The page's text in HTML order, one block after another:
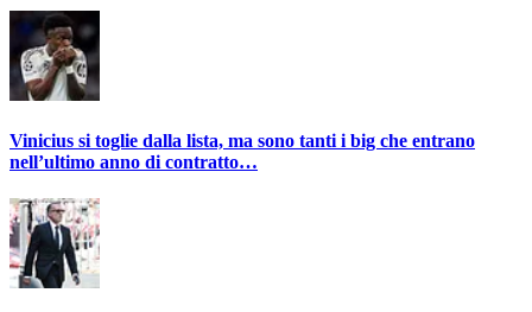
Vinicius si toglie dalla lista, ma sono tanti i big che entrano
nell’ultimo anno di contratto…